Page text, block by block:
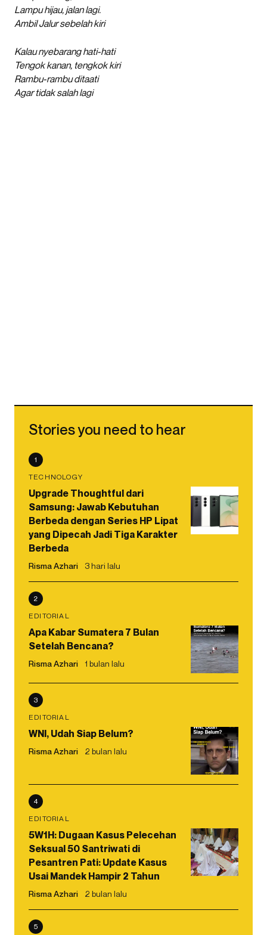
Lampu hijau, jalan lagi.
Ambil Jalur sebelah kiri
Kalau nyebarang hati-hati
Tengok kanan, tengkok kiri
Rambu-rambu ditaati
Agar tidak salah lagi
Stories you need to hear
1
TECHNOLOGY
Upgrade Thoughtful dari
Samsung: Jawab Kebutuhan
Berbeda dengan Series HP Lipat
yang Dipecah Jadi Tiga Karakter
Berbeda
Risma Azhari 3 hari lalu
2
EDITORIAL
Apa Kabar Sumatera 7 Bulan
Setelah Bencana?
Risma Azhari 1 bulan lalu
3
EDITORIAL
WNI, Udah Siap Belum?
Risma Azhari 2 bulan lalu
4
EDITORIAL
5W1H: Dugaan Kasus Pelecehan
Seksual 50 Santriwati di
Pesantren Pati: Update Kasus
Usai Mandek Hampir 2 Tahun
Risma Azhari 2 bulan lalu
5